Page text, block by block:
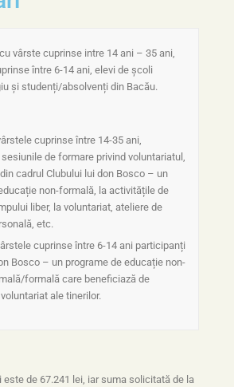
vârste cuprinse intre 14 ani – 35 ani,
între 6-14 ani, elevi de școli
și studenți/absolvenți din Bacău.
cuprinse între 14-35 ani,
de formare privind voluntariatul,
cadrul Clubului lui don Bosco – un
non-formală, la activitățile de
liber, la voluntariat, ateliere de
etc.
cuprinse între 6-14 ani participanți
Bosco – un programe de educație non-
formală care beneficiază de
ale tinerilor.
este de 67.241 lei, iar suma solicitată de la